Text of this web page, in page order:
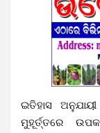
ଇତିହାସ
ମୁହୂର୍ତ୍ତରେ